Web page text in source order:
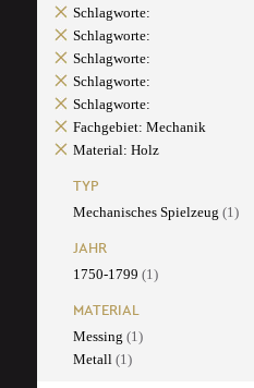
Schlagworte:
Schlagworte:
Schlagworte:
Schlagworte:
Schlagworte:
Fachgebiet: Mechanik
Material: Holz
TYP
Mechanisches Spielzeug (1)
JAHR
1750-1799 (1)
MATERIAL
Messing (1)
Metall (1)